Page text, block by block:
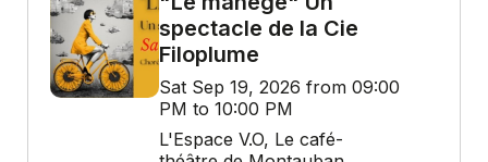
spectacle de la Cie
Filoplume
Sat Sep 19, 2026 from 09:00
PM to 10:00 PM
L'Espace V.O, Le café-